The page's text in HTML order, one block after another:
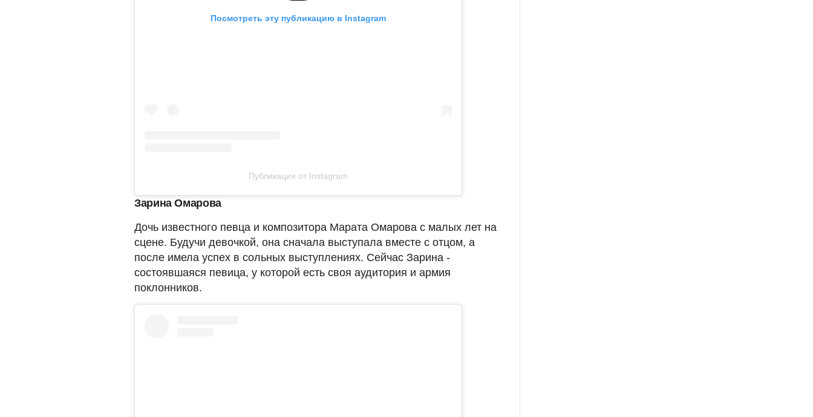
Посмотреть эту публикацию в Instagram
Публикация от Instagram
Зарина Омарова
Дочь известного певца и композитора Марата Омарова с малых лет на
сцене. Будучи девочкой, она сначала выступала вместе с отцом, а
после имела успех в сольных выступлениях. Сейчас Зарина -
состоявшаяся певица, у которой есть своя аудитория и армия
поклонников.